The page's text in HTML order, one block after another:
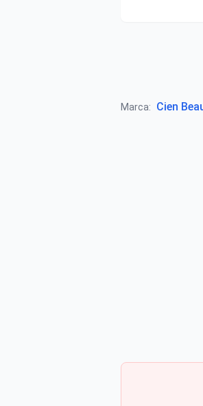
Marca: Cien